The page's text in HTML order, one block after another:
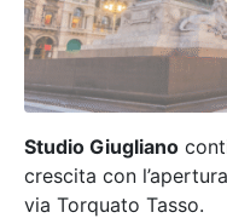
Studio Giugliano
crescita con
via Torquato Tasso.